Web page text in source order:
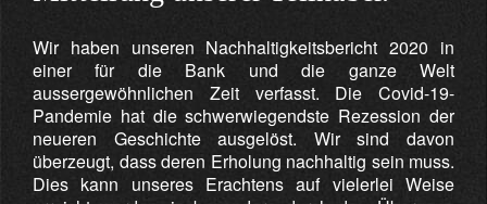
Wir haben unseren Nachhaltigkeitsbericht 2020 in
einer für die Bank und die ganze Welt
aussergewöhnlichen Zeit verfasst. Die Covid-19-
Pandemie hat die schwerwiegendste Rezession der
neueren Geschichte ausgelöst. Wir sind davon
überzeugt, dass deren Erholung nachhaltig sein muss.
Dies kann unseres Erachtens auf vielerlei Weise